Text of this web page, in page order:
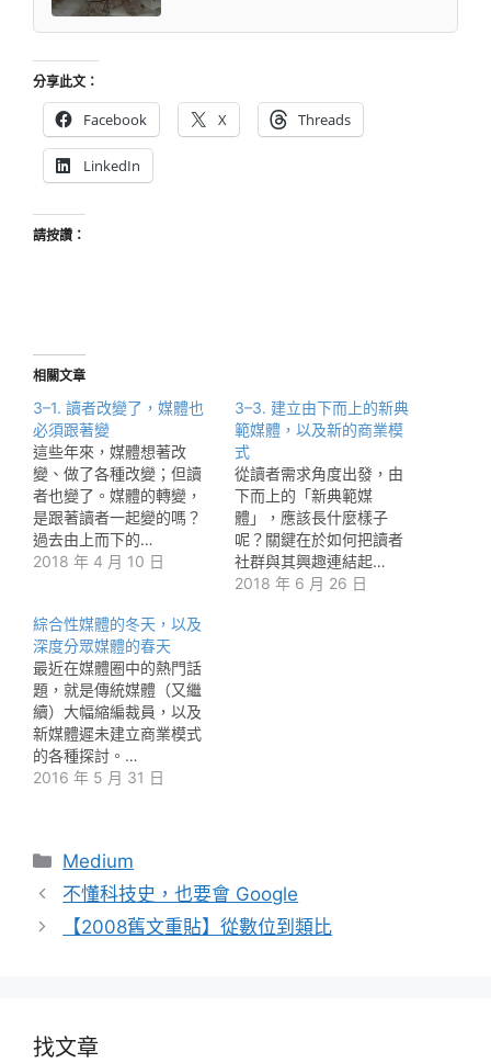
分享此文：
Facebook X Threads
LinkedIn
請按讚：
相關文章
3–1. 讀者改變了，媒體也
必須跟著變
這些年來，媒體想著改
變、做了各種改變；但讀
者也變了。媒體的轉變，
是跟著讀者一起變的嗎？
過去由上而下的…
2018 年 4 月 10 日
3–3. 建立由下而上的新典
範媒體，以及新的商業模
式
從讀者需求角度出發，由
下而上的「新典範媒
體」，應該長什麼樣子
呢？關鍵在於如何把讀者
社群與其興趣連結起…
2018 年 6 月 26 日
綜合性媒體的冬天，以及
深度分眾媒體的春天
最近在媒體圈中的熱門話
題，就是傳統媒體（又繼
續）大幅縮編裁員，以及
新媒體遲未建立商業模式
的各種探討。…
2016 年 5 月 31 日
分
類
Medium
不懂科技史，也要會 Google
【2008舊文重貼】從數位到類比
找文章